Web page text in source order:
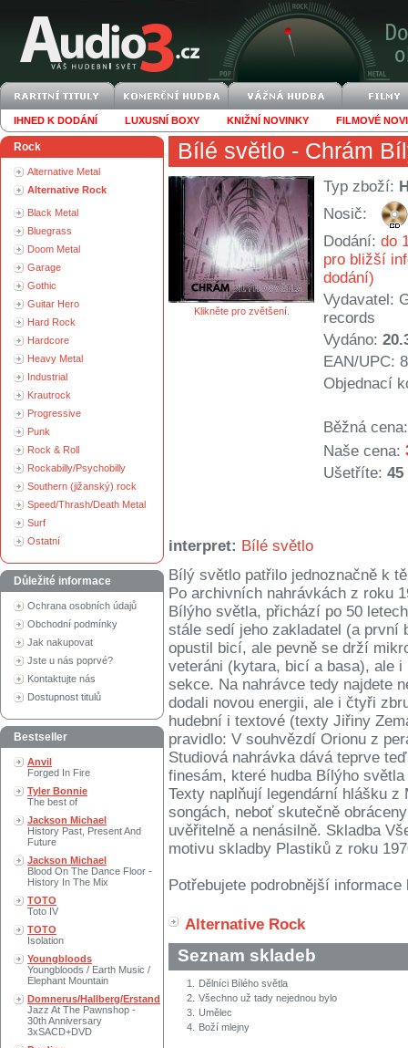
IHNED K DODÁNÍ LUXUSNÍ BOXY KNIŽNÍ NOVINKY FILMOVÉ
Rock
Alternative Metal
Alternative Rock
Black Metal
Bluegrass
Doom Metal
Garage
Gothic
Guitar Hero
Hard Rock
Hardcore
Heavy Metal
Industrial
Krautrock
Progressive
Punk
Rock & Roll
Rockabilly/Psychobilly
Southern (jižanský) rock
Speed/Thrash/Death Metal
Surf
Ostatní
Důležité informace
Ochrana osobních údajů
Obchodní podmínky
Jak nakupovat
Jste u nás poprvé?
Kontaktujte nás
Dostupnost titulů
Bestseller
Anvil
Forged In Fire
Tyler Bonnie
The best of
Jackson Michael
History Past, Present And
Future
Jackson Michael
Blood On The Dance Floor -
History In The Mix
TOTO
Toto IV
TOTO
Isolation
Youngbloods
Youngbloods / Earth Music /
Elephant Mountain
Domnerus/Hallberg/Erstand
Jazz At The Pawnshop -
30th Anniversary
3xSACD+DVD
Bílé světlo - Chrám
Klikněte pro zvětšení.
Typ zboží:
Nosič:
Dodání: do
pro bližší
dodání)
Vydavatel:
records
Vydáno:
EAN/UPC:
Objednací
Běžná cena:
Naše cena:
Ušetříte: 45
interpret: Bílé světlo
Bílý světlo patřilo jednoznačně k
Po archivních nahrávkách z roku
Bílýho světla, přichází po 50
stále sedí jeho zakladatel (a první
opustil bicí, ale pevně se drží
veteráni (kytara, bicí a basa), ale
sekce. Na nahrávce tedy najdete
dodali novou energii, ale i čtyři
hudební i textové (texty Jiřiny
pravidlo: V souhvězdí Orionu z
Studiová nahrávka dává teprve
finesám, které hudba Bílýho
Texty naplňují legendární hlášku
songách, neboť skutečně
uvěřitelně a nenásilně. Skladba
motivu skladby Plastiků z roku
Potřebujete podrobnější
Alternative Rock
Seznam skladeb
1.
Dělníci Bílého světla
2. Všechno už tady nejednou bylo
3. Umělec
4.
Boží mlejny